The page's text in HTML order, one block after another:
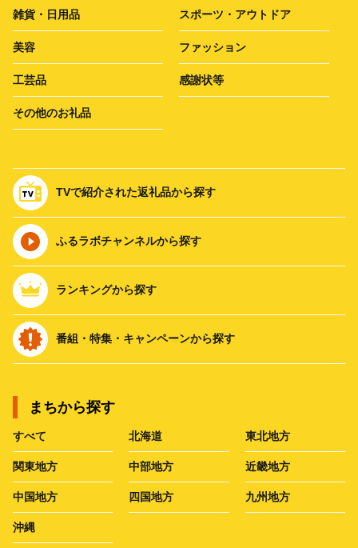
雑貨・日用品 スポーツ・アウトドア
美容 ファッション
工芸品 感謝状等
その他のお礼品
TVで紹介された返礼品から探す
ふるラボチャンネルから探す
ランキングから探す
番組・特集・キャンペーンから探す
まちから探す
すべて 北海道 東北地方
関東地方 中部地方 近畿地方
中国地方 四国地方 九州地方
沖縄